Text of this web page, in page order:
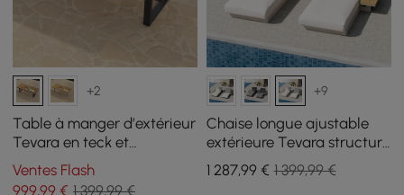
+2
Table à manger d’extérieur
Tevara en teck et
aluminium gris, 6 à 8
personnes
Ventes Flash
999,99 € 1 399,99 €
+9
Chaise longue ajustable
extérieure Tevara structure
teck et aluminium, sable,
lot de 2
1 287,99€ 1 399,99 €